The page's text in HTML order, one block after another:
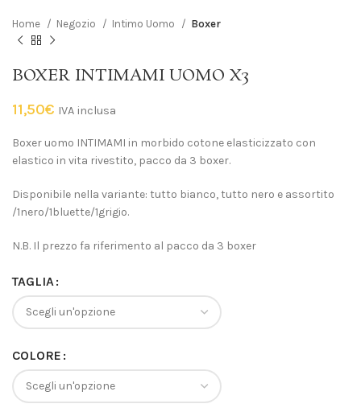
Home Negozio Intimo Uomo Boxer
BOXER INTIMAMI UOMO X3
11,50€ IVA inclusa
Boxer uomo INTIMAMI in morbido cotone elasticizzato con
elastico in vita rivestito, pacco da 3 boxer.
Disponibile nella variante: tutto bianco, tutto nero e assortito
/1nero/1bluette/1grigio.
N.B. Il prezzo fa riferimento al pacco da 3 boxer
TAGLIA
COLORE